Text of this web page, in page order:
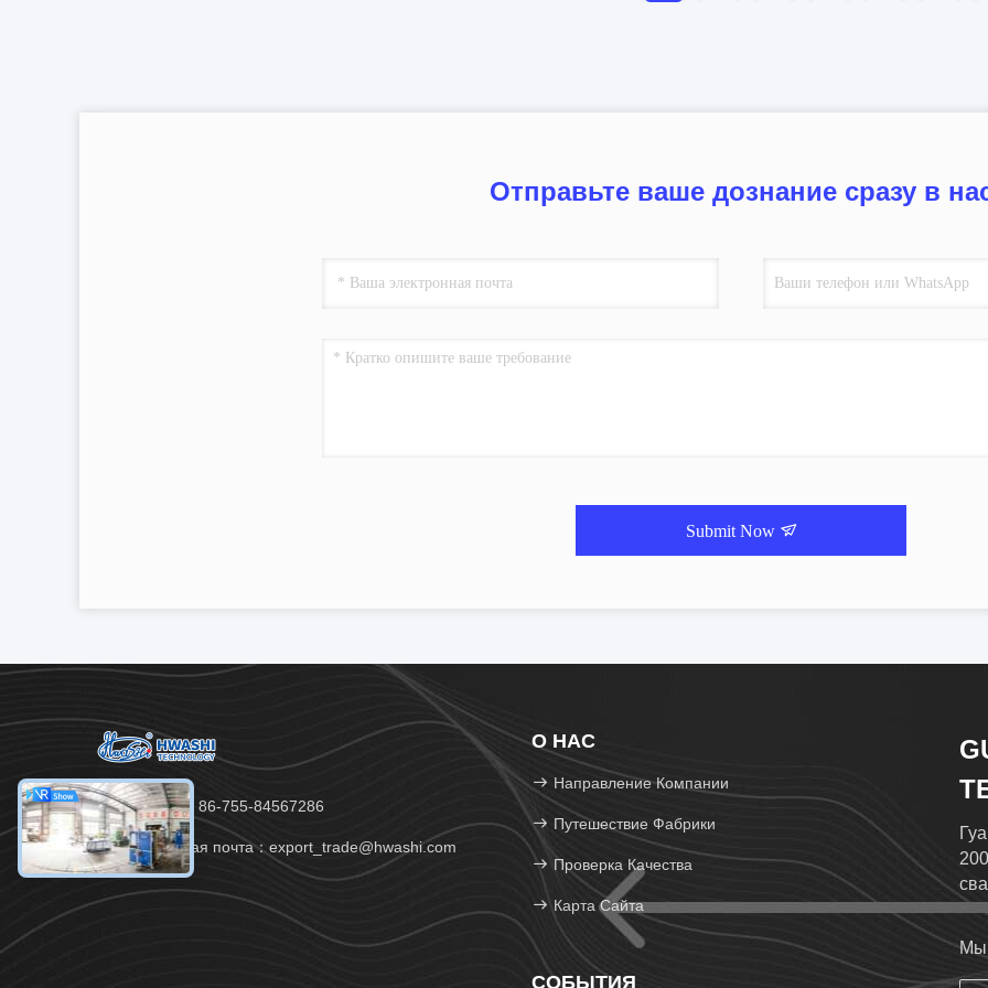
Отправьте ваше дознание сразу в
Submit Now
Телефон：86-755-84567286
электронная почта：export_trade@hwashi.com
О НАС
Направление Компании
Путешествие Фабрики
Проверка Качества
Карта Сайта
СОБЫТИЯ
Мы